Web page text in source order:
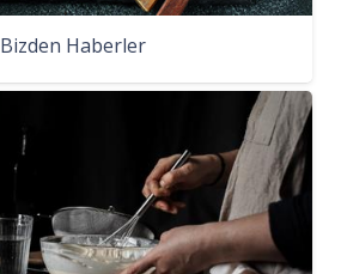
Bizden Haberler